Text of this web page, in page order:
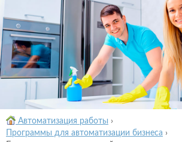
Автоматизация работы ›
Программы для автоматизации бизнеса ›